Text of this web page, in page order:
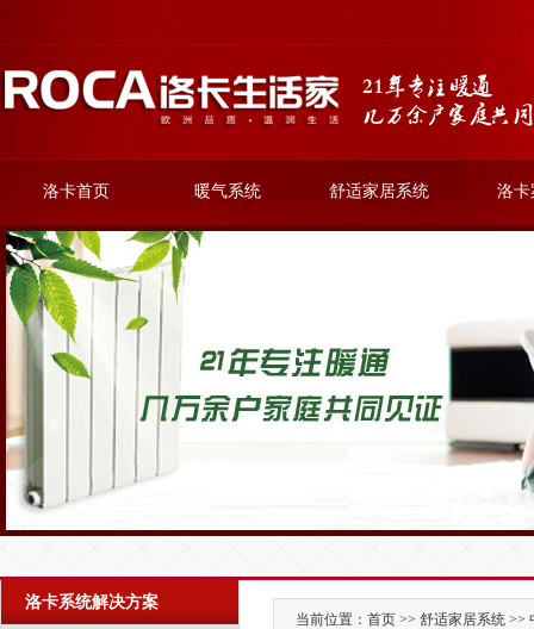
洛卡首页 暖气系统 舒适家居系统 洛卡
洛卡系统解决方案
当前位置：首页 >> 舒适家居系统 >>